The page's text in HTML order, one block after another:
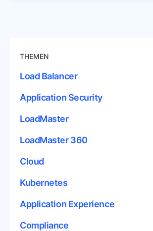
THEMEN
Load Balancer
Application Security
LoadMaster
LoadMaster 360
Cloud
Kubernetes
Application Experience
Compliance